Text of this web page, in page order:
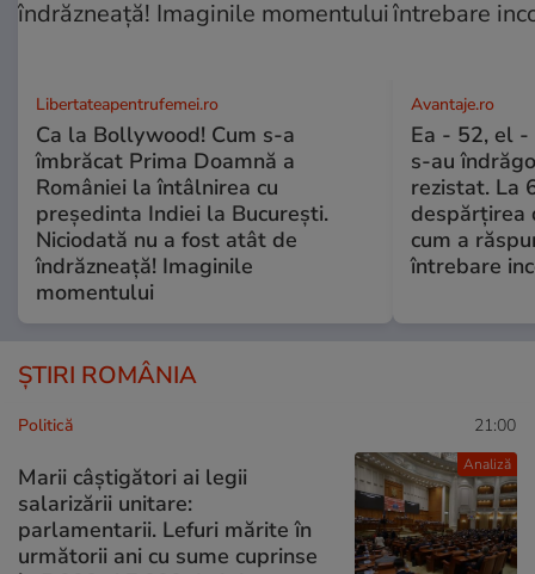
Libertateapentrufemei.ro
Ca la Bollywood! Cum s-a
îmbrăcat Prima Doamnă a
României la întâlnirea cu
președinta Indiei la București.
Niciodată nu a fost atât de
îndrăzneață! Imaginile
momentului
Avantaje.ro
Ea - 52, el -
s-au
rezistat. La
despărțirea
cum a
întrebare
ȘTIRI ROMÂNIA
Analiză
Politică 21:00
Marii câștigători ai legii
salarizării unitare:
parlamentarii. Lefuri mărite în
următorii ani cu sume cuprinse